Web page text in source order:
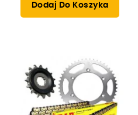
Dodaj Do Koszyka